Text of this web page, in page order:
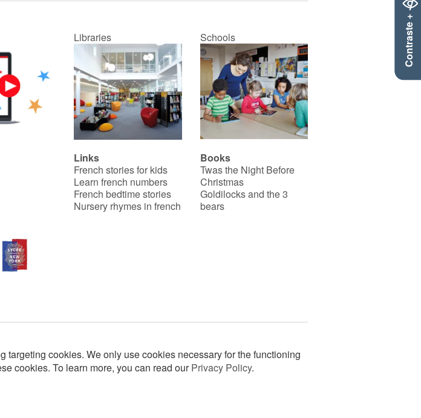
Contraste +
Libraries Schools
Links
French stories for kids
Learn french numbers
French bedtime stories
Nursery rhymes in french
Books
Twas the Night Before
Christmas
Goldilocks and the 3
bears
cookies. We only use cookies necessary for the functioning
cookies. To learn more, you can read ourPrivacy Policy.